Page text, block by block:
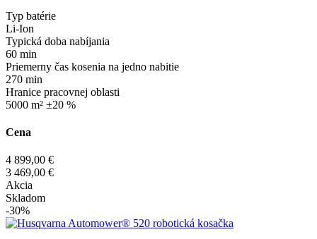
Typ batérie
Li-Ion
Typická doba nabíjania
60 min
Priemerny čas kosenia na jedno nabitie
270 min
Hranice pracovnej oblasti
5000 m² ±20 %
Cena
4 899,00 €
3 469,00 €
Akcia
Skladom
-30%